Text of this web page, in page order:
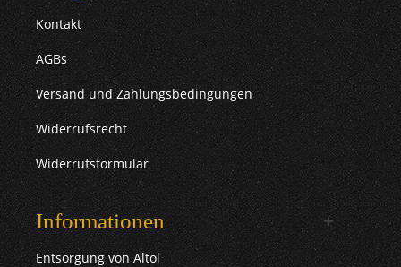
Kontakt
AGBs
Versand und Zahlungsbedingungen
Widerrufsrecht
Widerrufsformular
Informationen
Entsorgung von Altöl